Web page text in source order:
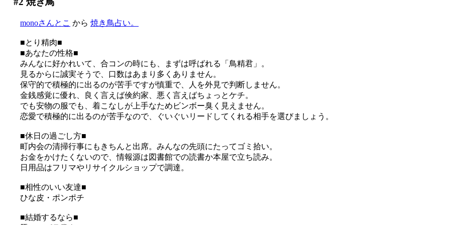
monoさんとこ から 焼き鳥占い。
■とり精肉■
■あなたの性格■
みんなに好かれいて、合コンの時にも、まずは呼ばれる「鳥精君」。
見るからに誠実そうで、口数はあまり多くありません。
保守的で積極的に出るのが苦手ですが慎重で、人を外見で判断しません。
金銭感覚に優れ、良く言えば倹約家、悪く言えばちょっとケチ。
でも安物の服でも、着こなしが上手なためビンボー臭く見えません。
恋愛で積極的に出るのが苦手なので、ぐいぐいリードしてくれる相手を選びましょう。
■休日の過ごし方■
町内会の清掃行事にもきちんと出席。みんなの先頭にたってゴミ拾い。
お金をかけたくないので、情報源は図書館での読書か本屋で立ち読み。
日用品はフリマやリサイクルショップで調達。
■相性のいい友達■
ひな皮・ポンポチ
■結婚するなら■